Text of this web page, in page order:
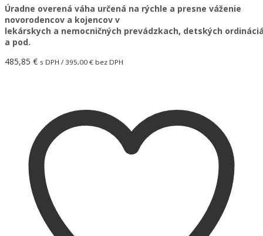
Úradne overená váha určená na rýchle a presne váženie
novorodencov a kojencov v
lekárskych a nemocničných prevádzkach, detských
a pod.
485,85 € s DPH / 395,00 € bez DPH